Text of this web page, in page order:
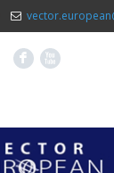
F X